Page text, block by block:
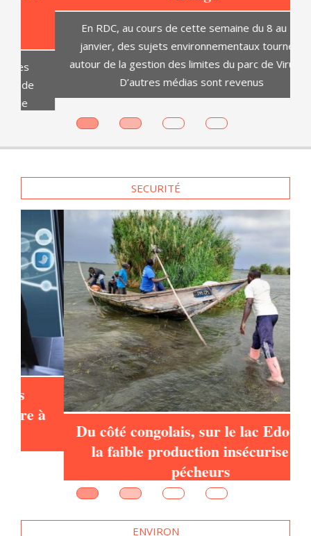
En RDC, au cours de cette semaine du 8 au 14
janvier, des sujets environnementaux tournent
autour de la gestion des limites du parc de Virunga.
D’autres médias sont revenus
Du côté congolais, sur le lac Edouard,
la faible production insécurise les
pécheurs
ENVIRON